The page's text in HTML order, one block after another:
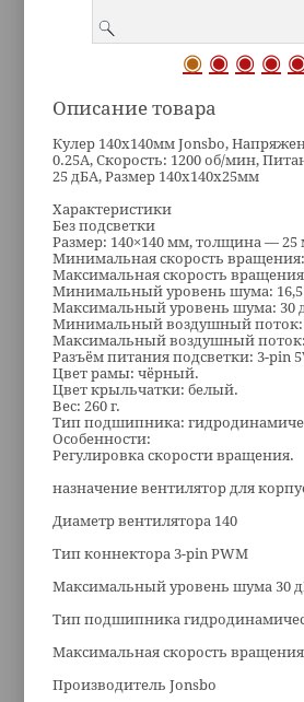
Описание товара
Кулер 140x140мм Jonsbo,
0.25А, Скорость: 1200 об/мин,
25 дБА, Размер 140x140x25мм
Характеристики
Без подсветки
Размер: 140×140 мм, толщина — 25
Минимальная скорость
Максимальная скорость
Минимальный уровень шума: 16,5
Максимальный уровень шума: 30
Минимальный воздушный поток:
Максимальный воздушный поток:
Разъём питания подсветки: 3-pin
Цвет рамы: чёрный.
Цвет крыльчатки: белый.
Вес: 260 г.
Тип подшипника:
Особенности:
Регулировка скорости вращения.
назначение вентилятор для
Диаметр вентилятора 140
Тип коннектора 3-pin PWM
Максимальный уровень шума 30
Тип подшипника
Максимальная скорость
Производитель Jonsbo